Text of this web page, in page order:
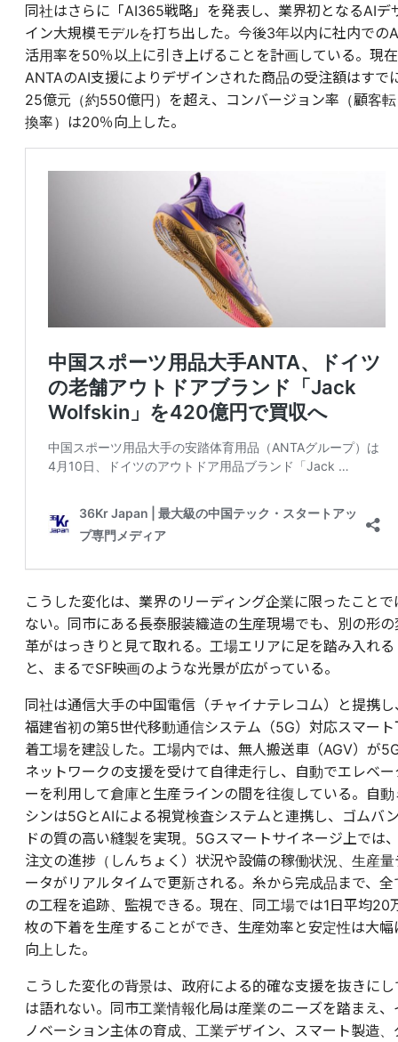
同社はさらに「AI365戦略」を発表し、業界初となるAIデ
イン大規模モデルを打ち出した。今後3年以内に社内での
活用率を50％以上に引き上げることを計画している。現在
ANTAのAI支援によりデザインされた商品の受注額はすで
25億元（約550億円）を超え、コンバージョン率（顧客転
換率）は20％向上した。
こうした変化は、業界のリーディング企業に限ったことで
ない。同市にある長泰服装織造の生産現場でも、別の形の
革がはっきりと見て取れる。工場エリアに足を踏み入れる
と、まるでSF映画のような光景が広がっている。
同社は通信大手の中国電信（チャイナテレコム）と提携し
福建省初の第5世代移動通信システム（5G）対応スマート
着工場を建設した。工場内では、無人搬送車（AGV）が
ネットワークの支援を受けて自律走行し、自動でエレベー
ーを利用して倉庫と生産ラインの間を往復している。自動
シンは5GとAIによる視覚検査システムと連携し、ゴムバ
ドの質の高い縫製を実現。5Gスマートサイネージ上では
注文の進捗（しんちょく）状況や設備の稼働状況、生産量
ータがリアルタイムで更新される。糸から完成品まで、全
の工程を追跡、監視できる。現在、同工場では1日平均20
枚の下着を生産することができ、生産効率と安定性は大幅
向上した。
こうした変化の背景は、政府による的確な支援を抜きにし
は語れない。同市工業情報化局は産業のニーズを踏まえ、
ノベーション主体の育成、工業デザイン、スマート製造、